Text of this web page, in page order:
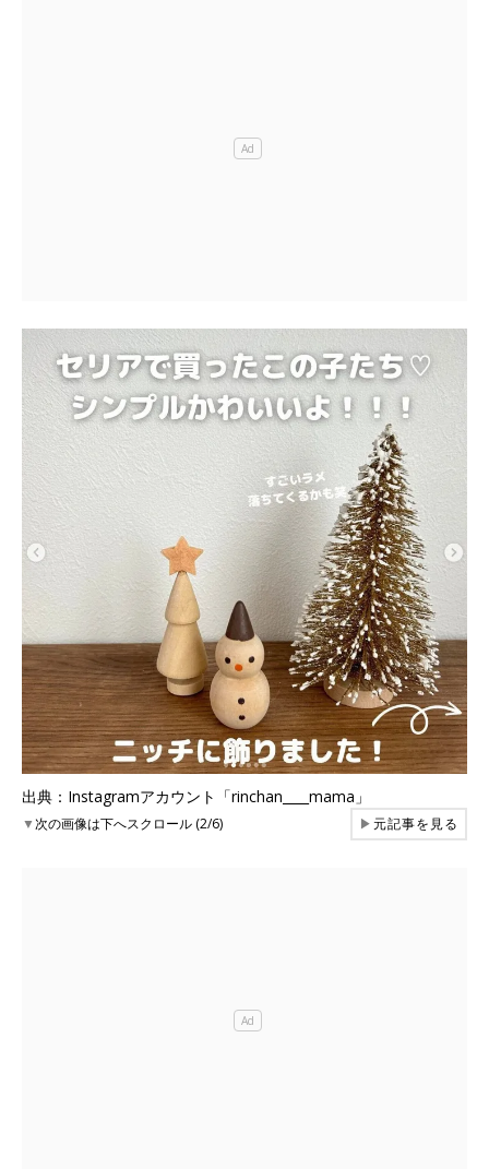
出典：Instagramアカウント「rinchan____mama」
▼次の画像は下へスクロール (2/6) ▶元記事を見る